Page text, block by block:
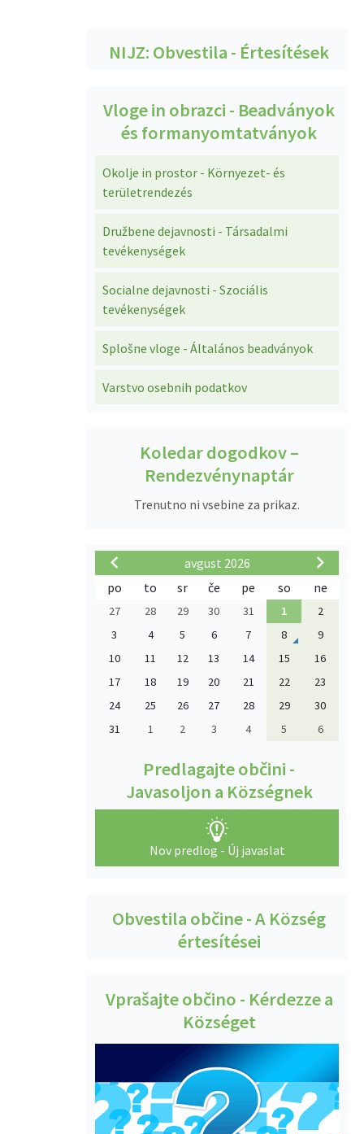
NIJZ: Obvestila - Értesítések
Vloge in obrazci - Beadványok
és formanyomtatványok
Okolje in prostor - Környezet- és
területrendezés
Družbene dejavnosti - Társadalmi
tevékenységek
Socialne dejavnosti - Szociális
tevékenységek
Splošne vloge - Általános beadványok
Varstvo osebnih podatkov
Koledar dogodkov –
Rendezvénynaptár
Trenutno ni vsebine za prikaz.
avgust 2026
po
to sr če pe so ne
27 28 29 30 31 1
2
3
4 5 6 7 8
9
10
11 12 13 14 15
16
17
18 19 20 21 22
23
24
25 26 27 28 29
30
31
1 2 3 4 5 6
Predlagajte občini -
Javasoljon a Községnek
Nov predlog - Új javaslat
Obvestila občine - A Község
értesítései
Vprašajte občino - Kérdezze a
Községet